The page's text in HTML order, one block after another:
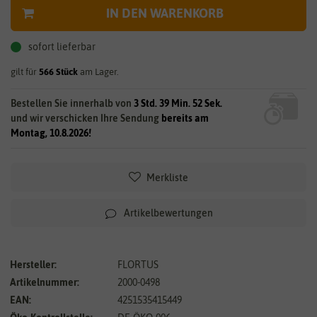
IN DEN WARENKORB
sofort lieferbar
gilt für 566 Stück am Lager.
Bestellen Sie innerhalb von 3 Std. 39 Min. 52 Sek.
und wir verschicken Ihre Sendung bereits am
Montag, 10.8.2026!
Merkliste
Artikelbewertungen
Hersteller:
FLORTUS
Artikelnummer:
2000-0498
EAN:
4251535415449